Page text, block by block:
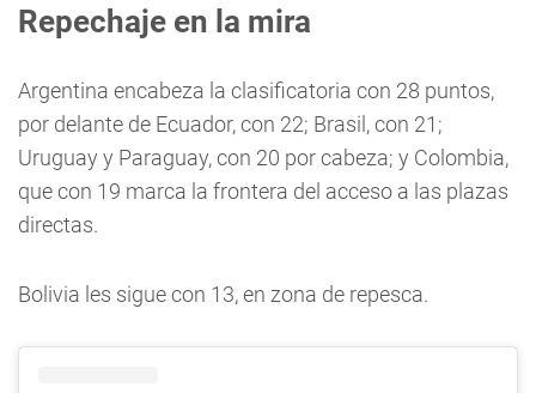
Repechaje en la mira
Argentina encabeza la clasificatoria con 28 puntos,
por delante de Ecuador, con 22; Brasil, con 21;
Uruguay y Paraguay, con 20 por cabeza; y Colombia,
que con 19 marca la frontera del acceso a las plazas
directas.
Bolivia les sigue con 13, en zona de repesca.